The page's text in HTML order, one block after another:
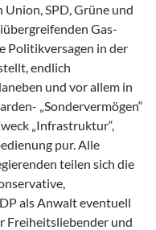
SPD, Grüne und
Gas-
Politikversagen in der
endlich
und vor allem in
„Sondervermögen“
„Infrastruktur“,
pur. Alle
teilen sich die
als Anwalt eventuell
Freiheitsliebender und